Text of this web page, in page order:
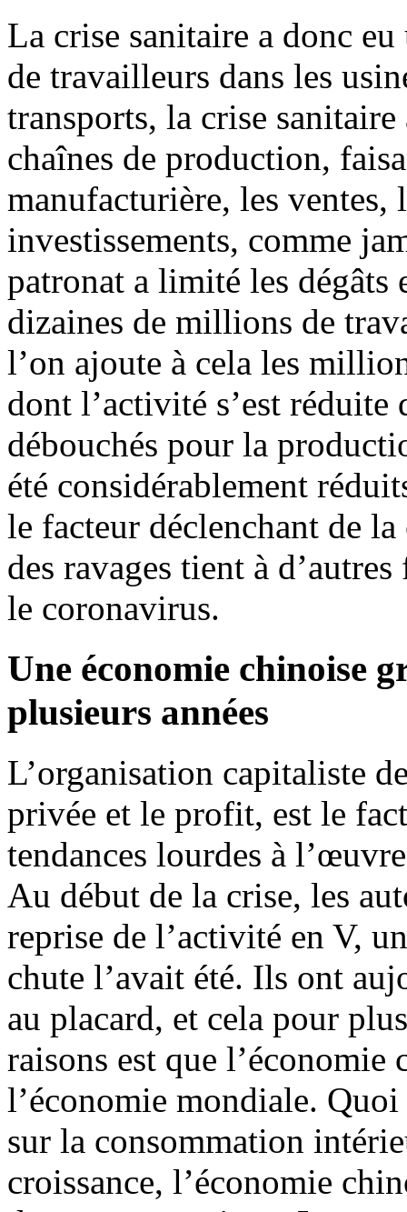
La crise sanitaire a donc
de travailleurs dans les
transports, la crise
chaînes de production,
manufacturière, les ventes,
investissements, comme
patronat a limité les dégâts
dizaines de millions de
l’on ajoute à cela les
dont l’activité s’est
débouchés pour la
été considérablement
le facteur déclenchant de
des ravages tient à
le coronavirus.
Une économie chinoise
plusieurs années
L’organisation capitaliste
privée et le profit, est le
tendances lourdes à
Au début de la crise, les
reprise de l’activité en V,
chute l’avait été. Ils ont
au placard, et cela pour
raisons est que
l’économie mondiale.
sur la consommation
croissance, l’économie